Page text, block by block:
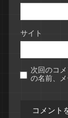
サイト
次回のコ
の名前、